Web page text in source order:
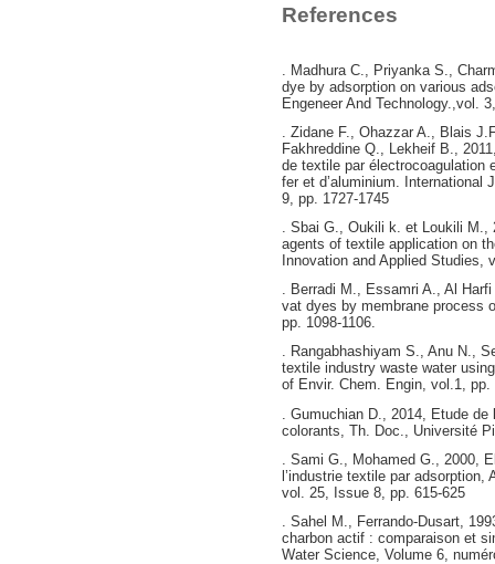
References
. Madhura C., Priyanka S.,
dye by adsorption on various
Engeneer And Technology.,vol.
. Zidane F., Ohazzar A., Blais
Fakhreddine Q., Lekheif B.,
de textile par électrocoagulation
fer et d’aluminium. International
9, pp. 1727-1745
. Sbai G., Oukili k. et Loukili M.,
agents of textile application on
Innovation and Applied Studies,
. Berradi M., Essamri A., Al
vat dyes by membrane process
pp. 1098-1106.
. Rangabhashiyam S., Anu N.,
textile industry waste water
of Envir. Chem. Engin, vol.1, pp.
. Gumuchian D., 2014, Etude
colorants, Th. Doc., Université
. Sami G., Mohamed G., 2000,
l’industrie textile par
vol. 25, Issue 8, pp. 615-625
. Sahel M., Ferrando-Dusart,
charbon actif : comparaison et
Water Science, Volume 6,